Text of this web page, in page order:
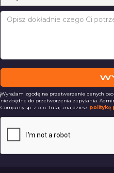
Wyrażam zgodę na przetwarzanie danych
niezbędne do przetworzenia zapytania.
Company sp. z o. o. Tutaj znajdziesz politykę